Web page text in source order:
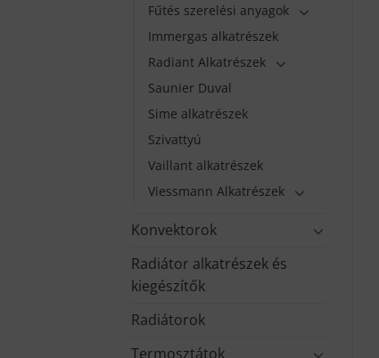
Fűtés szerelési anyagok
Immergas alkatrészek
Radiant Alkatrészek
Saunier Duval
Sime alkatrészek
Szivattyú
Vaillant alkatrészek
Viessmann Alkatrészek
Konvektorok
Radiátor alkatrészek és
kiegészítők
Radiátorok
Termosztátok